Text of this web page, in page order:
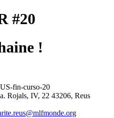
#20
!
Rojals, IV, 22 43206, Reus